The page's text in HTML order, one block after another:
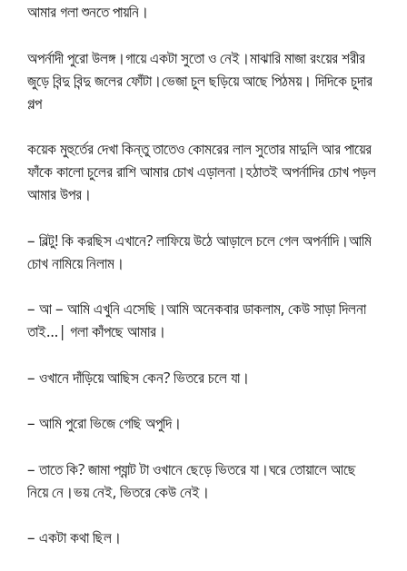
আমার গলা শুনতে পায়নি।
অপর্নাদী পুরো উলঙ্গ।গায়ে একটা সুতো ও নেই।মাঝারি মাজা রংয়ের শরীর
জুড়ে বিন্দু বিন্দু জলের ফোঁটা।ভেজা চুল ছড়িয়ে আছে পিঠময়। দিদিকে চুদার
গল্প
কয়েক মুহুর্তের দেখা কিন্তু তাতেও কোমরের লাল সুতোর মাদুলি আর পায়ের
ফাঁকে কালো চুলের রাশি আমার চোখ এড়ালনা।হঠাতই অপর্নাদির চোখ পড়ল
আমার উপর।
– বিল্টু! কি করছিস এখানে? লাফিয়ে উঠে আড়ালে চলে গেল অপর্নাদি।আমি
চোখ নামিয়ে নিলাম।
– আ – আমি এখুনি এসেছি।আমি অনেকবার ডাকলাম, কেউ সাড়া দিলনা
তাই…| গলা কাঁপছে আমার।
– ওখানে দাঁড়িয়ে আছিস কেন? ভিতরে চলে যা।
– আমি পুরো ভিজে গেছি অপুদি।
– তাতে কি? জামা প্যান্ট টা ওখানে ছেড়ে ভিতরে যা।ঘরে তোয়ালে আছে
নিয়ে নে।ভয় নেই, ভিতরে কেউ নেই।
– একটা কথা ছিল।